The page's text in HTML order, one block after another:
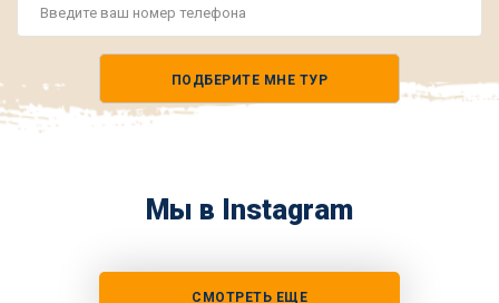
ПОДБЕРИТЕ МНЕ ТУР
Мы в Instagram
СМОТРЕТЬ ЕЩЕ